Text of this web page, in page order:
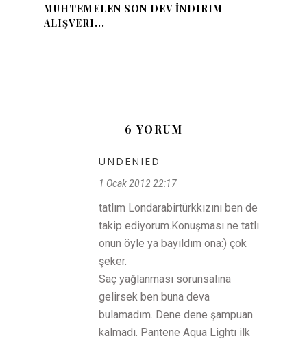
MUHTEMELEN SON DEV İNDIRIM
ALIŞVERI...
6 YORUM
UNDENIED
1 Ocak 2012 22:17
tatlım Londarabirtürkkızını ben de
takip ediyorum.Konuşması ne tatlı
onun öyle ya bayıldım ona:) çok
şeker.
Saç yağlanması sorunsalına
gelirsek ben buna deva
bulamadım. Dene dene şampuan
kalmadı. Pantene Aqua Lightı ilk